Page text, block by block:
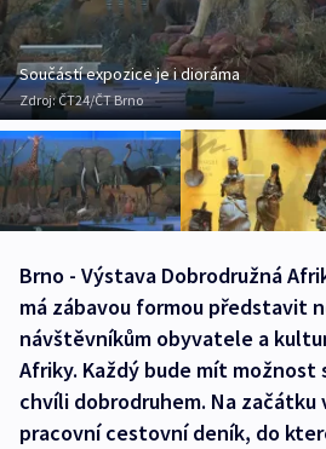
Součástí expozice je i dioráma
Zdroj:ČT24/ČT Brno
Brno - Výstava Dobrodružná
má zábavou formou představit
návštěvníkům obyvatele a
Afriky. Každý bude mít
chvíli dobrodruhem. Na začátku
pracovní cestovní deník, do